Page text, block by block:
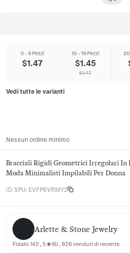
0 - 9 Pezzi
$1.47
10 - 19 Pezzi
$1.45
$1.47
Vedi tutte le varianti
Nessun ordine minimo
Bracciali Rigidi Geometrici Irregolari In
Moda Minimalisti Impilabili Per Donna
ID SPU: EVFP6VRMY2
Arlette & Stone Jewelry
Arlette & Stone Jewelry
Fidato 142 , 5★(6) , 926 venduti di recente